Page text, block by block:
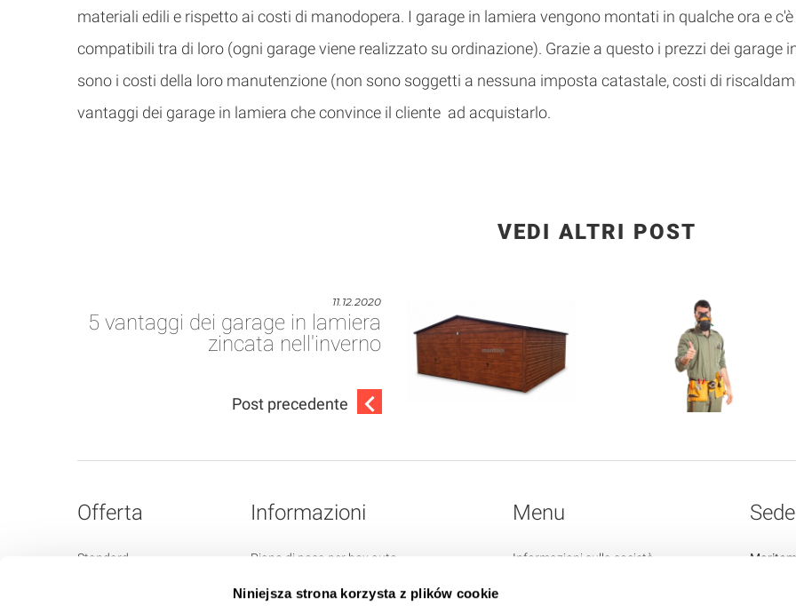
Niniejsza strona korzysta z plików cookie
materiali edili e rispetto ai costi di manodopera. I garage in lamiera vengono montati in qualche ora e
compatibili tra di loro (ogni garage viene realizzato su ordinazione). Grazie a questo i prezzi dei garage
sono i costi della loro manutenzione (non sono soggetti a nessuna imposta catastale, costi di
vantaggi dei garage in lamiera che convince il cliente ad acquistarlo.
VEDI ALTRI POST
11.12.2020
5 vantaggi dei garage in lamiera
zincata nell'inverno
Post precedente
Offerta
Standard
Informazioni
Piano di posa per box auto
Consegna e montaggio
Menu
Informazioni sulla società
Maritom